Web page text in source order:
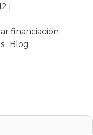
financiación
· Blog